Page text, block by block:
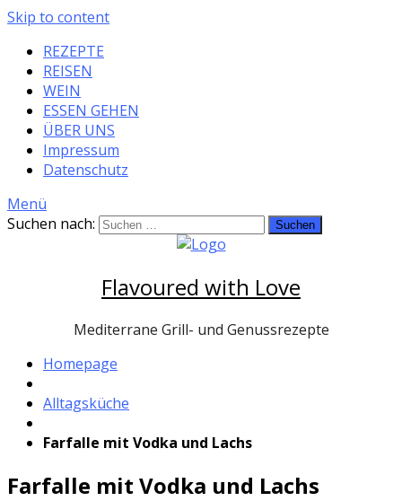
Skip to content
REZEPTE
REISEN
WEIN
ESSEN GEHEN
ÜBER UNS
Impressum
Datenschutz
Menü
Suchen nach:
Flavoured with Love
Mediterrane Grill- und Genussrezepte
Homepage
Alltagsküche
Farfalle mit Vodka und Lachs
Farfalle mit Vodka und Lachs